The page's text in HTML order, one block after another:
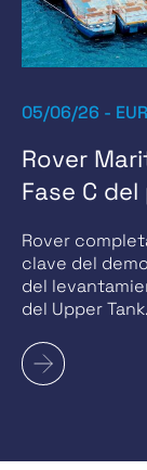
05/06/26 -
Rover
Fase C
Rover
clave del
del
del Upper Tank.